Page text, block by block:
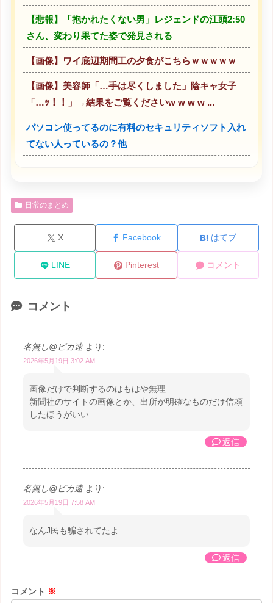
【悲報】「抱かれたくない男」レジェンドの江頭2:50
さん、変わり果てた姿で発見される
【画像】ワイ底辺期間工の夕食がこちらｗｗｗｗｗ
【画像】美容師「…手は尽くしました」陰キャ女子
「…ｯ！！」→結果をご覧くださいw w w w ...
パソコン使ってるのに有料のセキュリティソフト入れ
てない人っているの？他
日常のまとめ
X Facebook はてブ
LINE Pinterest コメント
コメント
名無し@ピカ速 より:
2026年5月19日 3:02 AM
画像だけで判断するのはもはや無理
新聞社のサイトの画像とか、出所が明確なものだけ信頼
したほうがいい
返信
名無し@ピカ速 より:
2026年5月19日 7:58 AM
なんJ民も騙されてたよ
返信
コメント ※